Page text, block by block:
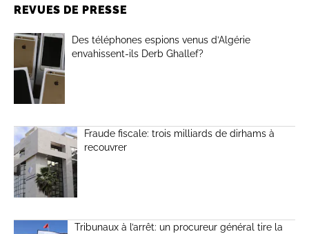
REVUES DE PRESSE
Des téléphones espions venus d’Algérie
envahissent-ils Derb Ghallef?
Fraude fiscale: trois milliards de dirhams à
recouvrer
Tribunaux à l’arrêt: un procureur général tire la